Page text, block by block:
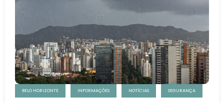
BELO HORIZONTE INFORMAÇÕES NOTÍCIAS SEGURANÇA